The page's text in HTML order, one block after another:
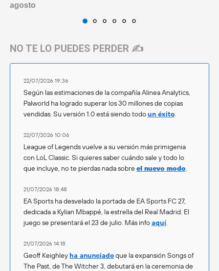
agosto
NO TE LO PUEDES PERDER ✍️
22/07/2026 19:36
Según las estimaciones de la compañía Alinea Analytics,
Palworld ha logrado superar los 30 millones de copias
vendidas. Su versión 1.0 está siendo todoun éxito.
22/07/2026 10:06
League of Legends vuelve a su versión más primigenia
con LoL Classic. Si quieres saber cuándo sale y todo lo
que incluye, no te pierdas nada sobreel nuevo modo.
21/07/2026 18:48
EA Sports ha desvelado la portada de EA Sports FC 27,
dedicada a Kylian Mbappé, la estrella del Real Madrid. El
juego se presentará el 23 de julio. Más infoaquí.
21/07/2026 14:18
Geoff Keighley ha anunciadoque la expansión Songs of
The Past, de The Witcher 3, debutará en la ceremonia de